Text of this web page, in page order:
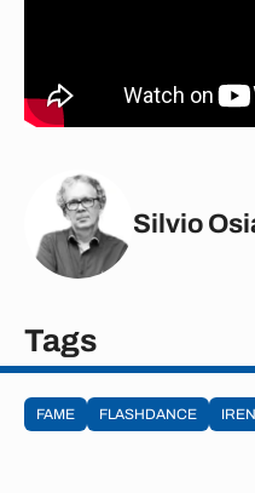
Silvio
Tags
FAME FLASHDANCE